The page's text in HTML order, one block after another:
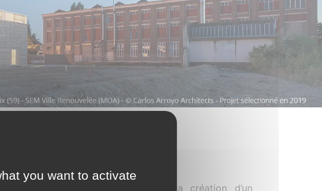
maternelle des Olympiades par la création d’un
you want to activate